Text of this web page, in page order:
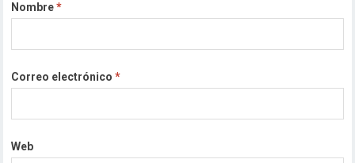
Nombre*
Correo electrónico*
Web